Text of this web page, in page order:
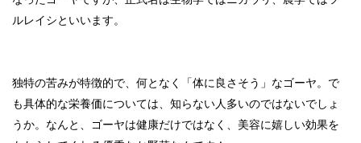
ルレイシといいます。
独特の苦みが特徴的で、何となく「体に良さそう」なゴーヤ。で
も具体的な栄養価については、知らない人多いのではないでしょ
うか。なんと、ゴーヤは健康だけではなく、美容に嬉しい効果を